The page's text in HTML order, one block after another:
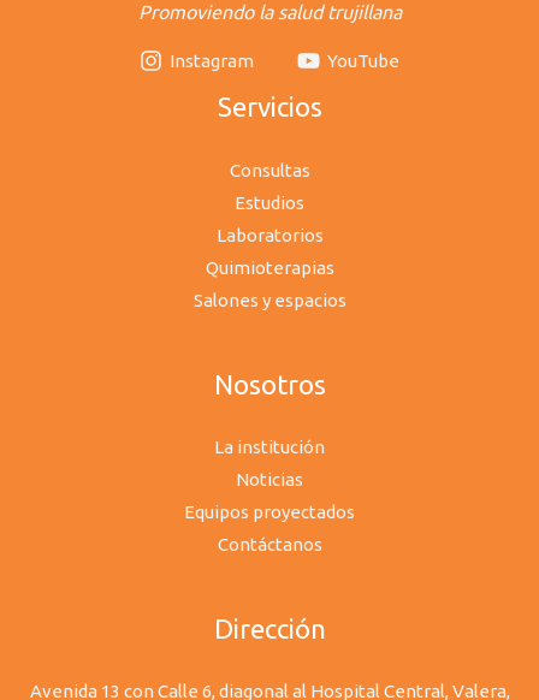
Promoviendo la salud trujillana
Instagram YouTube
Servicios
Consultas
Estudios
Laboratorios
Quimioterapias
Salones y espacios
Nosotros
La institución
Noticias
Equipos proyectados
Contáctanos
Dirección
Avenida 13 con Calle 6, diagonal al Hospital Central, Valera,